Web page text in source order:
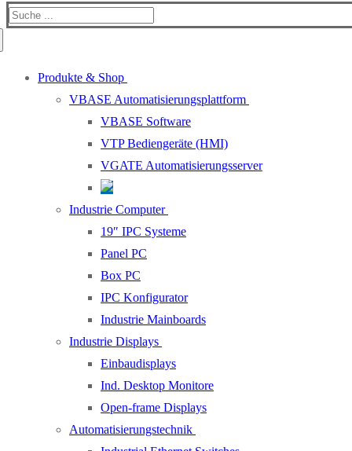
Search
Produkte & Shop
VBASE Automatisierungsplattform
VBASE Software
VTP Bediengeräte (HMI)
VGATE Automatisierungsserver
Industrie Computer
19″ IPC Systeme
Panel PC
Box PC
IPC Konfigurator
Industrie Mainboards
Industrie Displays
Einbaudisplays
Ind. Desktop Monitore
Open-frame Displays
Automatisierungstechnik